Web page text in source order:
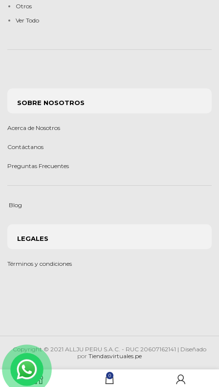
Otros
Ver Todo
SOBRE NOSOTROS
Acerca de Nosotros
Contáctanos
Preguntas Frecuentes
Blog
LEGALES
Términos y condiciones
Copyright © 2021 ALLJU PERU S.A.C. - RUC 20607162141 | Diseñado
por Tiendasvirtuales.pe
0